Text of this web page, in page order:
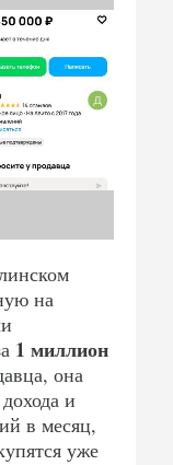
на
1 миллион
она
и
в месяц,
уже